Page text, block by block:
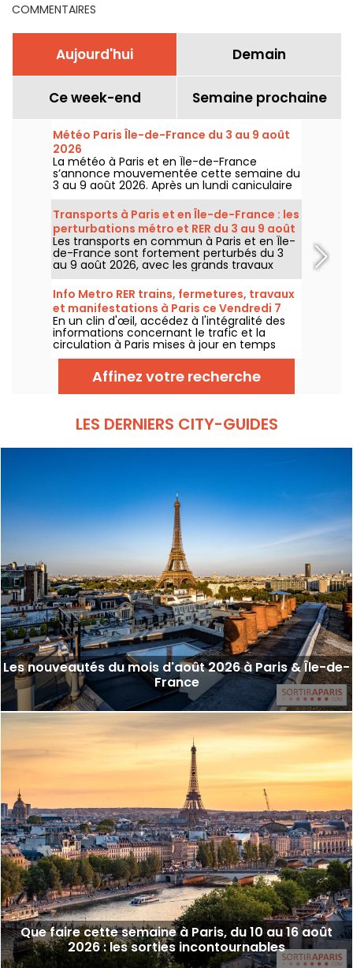
COMMENTAIRES
Aujourd'hui Demain
Ce week-end Semaine prochaine
Météo Paris Île-de-France du 3 au 9 août
2026
La météo à Paris et en Île-de-France
s’annonce mouvementée cette semaine du
3 au 9 août 2026. Après un lundi caniculaire
marqué par un risque d’orages, les
températures vont progressivement baisser
avant le retour d’un temps plus chaud et
ensoleillé pour le week-end.
Transports à Paris et en Île-de-France : les
perturbations métro et RER du 3 au 9 août
2026
Les transports en commun à Paris et en Île-
de-France sont fortement perturbés du 3
au 9 août 2026, avec les grands travaux
d'été qui impactent très durement
certaines lignes, selon la RATP et SNCF.
Info Metro RER trains, fermetures, travaux
et manifestations à Paris ce Vendredi 7
août 2026
En un clin d'œil, accédez à l'intégralité des
informations concernant le trafic et la
circulation à Paris mises à jour en temps
réel. Metro RER et Transilien de la RATP,
travaux, circulation, grands évènements et
manifestations, on vous donne toutes les
informations pratiques à connaître avant de
Affinez votre recherche
LES DERNIERS CITY-GUIDES
Les nouveautés du mois d'août 2026 à Paris & Île-de-
France
Que faire cette semaine à Paris, du 10 au 16 août
2026 : les sorties incontournables